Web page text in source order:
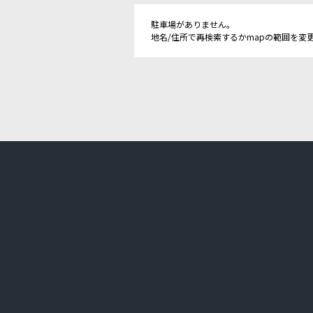
駐車場がありません。
地名/住所で再検索するかmapの範囲を変